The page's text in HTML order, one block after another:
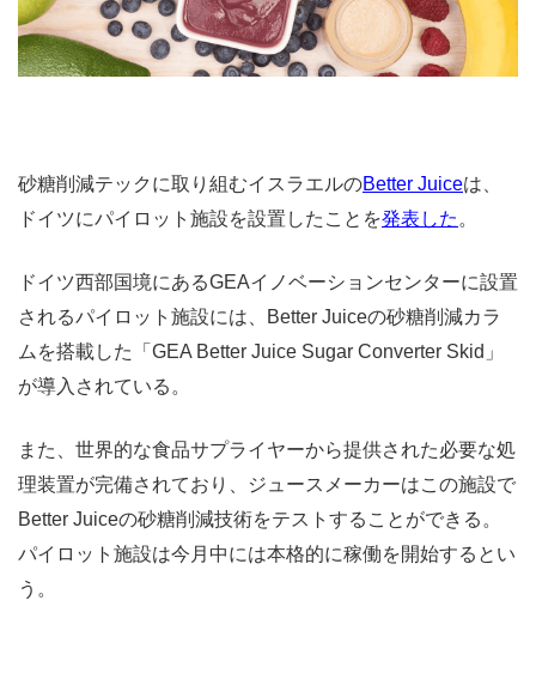
砂糖削減テックに取り組むイスラエルのBetter Juiceは、
ドイツにパイロット施設を設置したことを発表した 。
ドイツ西部国境にあるGEAイノベーションセンターに設置
されるパイロット施設には、Better Juiceの砂糖削減カラ
ムを搭載した「GEA Better Juice Sugar Converter Skid」
が導入されている。
また、世界的な食品サプライヤーから提供された必要な処
理装置が完備されており、ジュースメーカーはこの施設で
Better Juiceの砂糖削減技術をテストすることができる。
パイロット施設は今月中には本格的に稼働を開始するとい
う。